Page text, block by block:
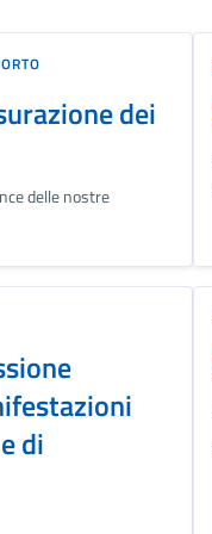
dei
delle nostre
di